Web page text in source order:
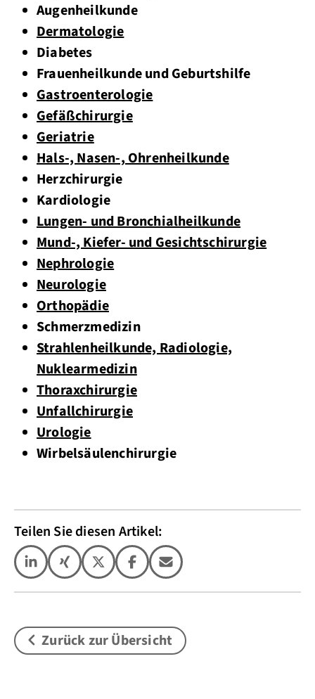
Augenheilkunde
Dermatologie
Diabetes
Frauenheilkunde und Geburtshilfe
Gastroenterologie
Gefäßchirurgie
Geriatrie
Hals-, Nasen-, Ohrenheilkunde
Herzchirurgie
Kardiologie
Lungen- und Bronchialheilkunde
Mund-, Kiefer- und Gesichtschirurgie
Nephrologie
Neurologie
Orthopädie
Schmerzmedizin
Strahlenheilkunde, Radiologie,
Nuklearmedizin
Thoraxchirurgie
Unfallchirurgie
Urologie
Wirbelsäulenchirurgie
Teilen Sie diesen Artikel:
Zurück zur Übersicht